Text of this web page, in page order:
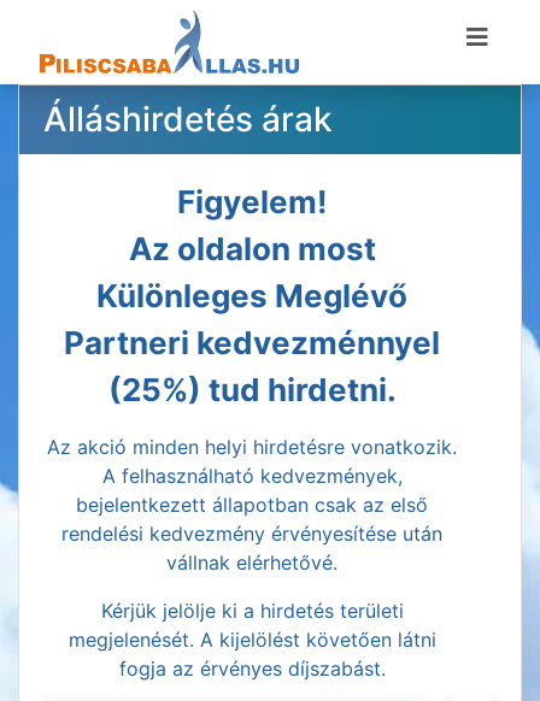
Álláshirdetés árak
Figyelem!
Az oldalon most
Különleges Meglévő
Partneri kedvezménnyel
(25%) tud hirdetni.
Az akció minden helyi hirdetésre vonatkozik.
A felhasználható kedvezmények,
bejelentkezett állapotban csak az első
rendelési kedvezmény érvényesítése után
vállnak elérhetővé.
Kérjük jelölje ki a hirdetés területi
megjelenését. A kijelölést követően látni
fogja az érvényes díjszabást.